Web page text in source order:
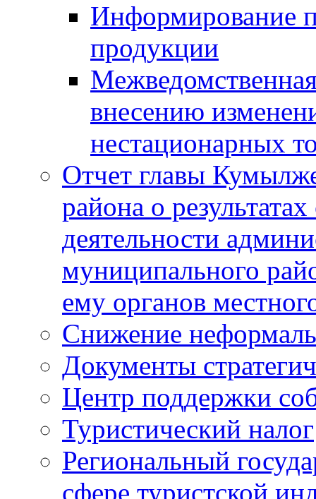
Информирование
продукции
внесению
нестационарных
Отчет главы
района о
деятельности
муниципального
ему органов
Снижение
Документы
Центр поддержки
Туристический налог
Региональный
сфере туристской